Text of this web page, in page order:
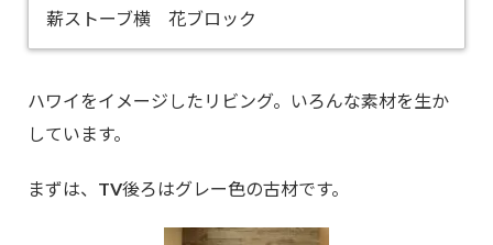
薪ストーブ横 花ブロック
ハワイをイメージしたリビング。いろんな素材を生か
しています。
まずは、TV後ろはグレー色の古材です。